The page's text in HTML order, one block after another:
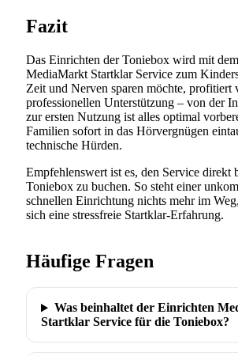
Fazit
Das Einrichten der Toniebox wird mit
MediaMarkt Startklar Service zum
Zeit und Nerven sparen möchte, profitiert
professionellen Unterstützung – von der
zur ersten Nutzung ist alles optimal
Familien sofort in das Hörvergnügen
technische Hürden.
Empfehlenswert ist es, den Service direkt
Toniebox zu buchen. So steht einer
schnellen Einrichtung nichts mehr im
sich eine stressfreie Startklar-Erfahrung.
Häufige Fragen
Was beinhaltet der Einrichten
Startklar Service für die Toniebox?